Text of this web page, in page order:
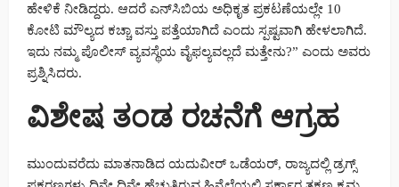
ಹೇಳಿಕೆ ನೀಡಿದ್ದರು. ಆದರೆ ಎನ್‌ಸಿಬಿಯ ಅಧಿಕೃತ ಪ್ರಕಟಣೆಯಲ್ಲೇ 10
ಕೋಟಿ ಮೌಲ್ಯದ ಕಚ್ಚಾ ವಸ್ತು ಪತ್ತೆಯಾಗಿದೆ ಎಂದು ಸ್ಪಷ್ಟವಾಗಿ ಹೇಳಲಾಗಿದೆ.
ಇದು ನಮ್ಮ ಪೊಲೀಸ್ ವ್ಯವಸ್ಥೆಯ ವೈಫಲ್ಯವಲ್ಲದೆ ಮತ್ತೇನು?” ಎಂದು ಅವರು
ಪ್ರಶ್ನಿಸಿದರು.
ವಿಶೇಷ ತಂಡ ರಚನೆಗೆ ಆಗ್ರಹ
ಮುಂದುವರೆದು ಮಾತನಾಡಿದ ಯದುವೀರ್ ಒಡೆಯರ್, ರಾಜ್ಯದಲ್ಲಿ ಡ್ರಗ್ಸ್